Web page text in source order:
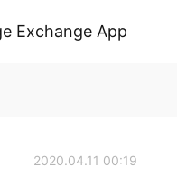
Exchange App
2020.04.11 00:19